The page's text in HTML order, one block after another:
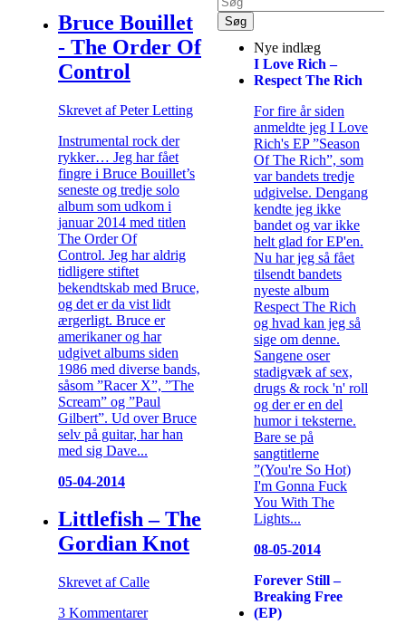
Bruce Bouillet
- The Order Of
Control
Skrevet af Peter Letting
Instrumental rock der
rykker… Jeg har fået
fingre i Bruce Bouillet’s
seneste og tredje solo
album som udkom i
januar 2014 med titlen
The Order Of
Control. Jeg har aldrig
tidligere stiftet
bekendtskab med Bruce,
og det er da vist lidt
ærgerligt. Bruce er
amerikaner og har
udgivet albums siden
1986 med diverse bands,
såsom ”Racer X”, ”The
Scream” og ”Paul
Gilbert”. Ud over Bruce
selv på guitar, har han
med sig Dave...
05-04-2014
Littlefish – The
Gordian Knot
Skrevet af Calle
3 Kommentarer
Nye indlæg
I Love Rich –
Respect The Rich
For fire år siden
anmeldte jeg I Love
Rich's EP ”Season
Of The Rich”, som
var bandets tredje
udgivelse. Dengang
kendte jeg ikke
bandet og var ikke
helt glad for EP'en.
Nu har jeg så fået
tilsendt bandets
nyeste album
Respect The Rich
og hvad kan jeg så
sige om denne.
Sangene oser
stadigvæk af sex,
drugs & rock 'n' roll
og der er en del
humor i teksterne.
Bare se på
sangtitlerne
”(You're So Hot)
I'm Gonna Fuck
You With The
Lights...
08-05-2014
Forever Still –
Breaking Free
(EP)